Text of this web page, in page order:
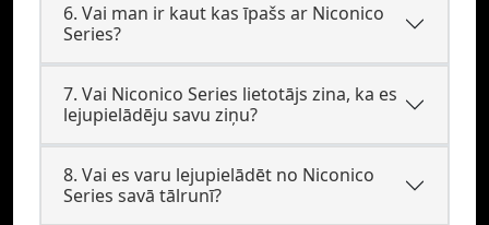
6. Vai man ir kaut kas īpašs ar Niconico
Series?
7. Vai Niconico Series lietotājs zina, ka es
lejupielādēju savu ziņu?
8. Vai es varu lejupielādēt no Niconico
Series savā tālrunī?